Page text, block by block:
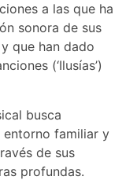
a las que ha
sonora de sus
que han dado
(‘Ilusías’)
busca
entorno familiar y
de sus
profundas.